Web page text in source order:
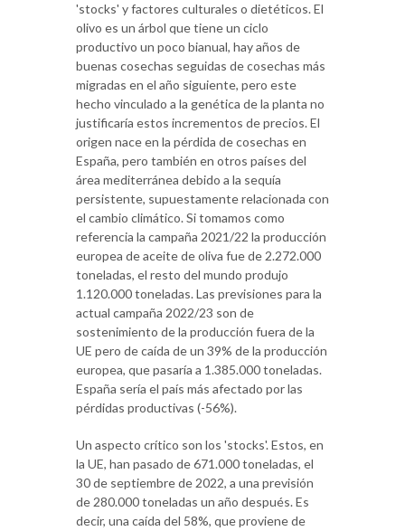
'stocks' y factores culturales o dietéticos. El
olivo es un árbol que tiene un ciclo
productivo un poco bianual, hay años de
buenas cosechas seguidas de cosechas más
migradas en el año siguiente, pero este
hecho vinculado a la genética de la planta no
justificaría estos incrementos de precios. El
origen nace en la pérdida de cosechas en
España, pero también en otros países del
área mediterránea debido a la sequía
persistente, supuestamente relacionada con
el cambio climático. Si tomamos como
referencia la campaña 2021/22 la producción
europea de aceite de oliva fue de 2.272.000
toneladas, el resto del mundo produjo
1.120.000 toneladas. Las previsiones para la
actual campaña 2022/23 son de
sostenimiento de la producción fuera de la
UE pero de caída de un 39% de la producción
europea, que pasaría a 1.385.000 toneladas.
España sería el país más afectado por las
pérdidas productivas (-56%).
Un aspecto crítico son los 'stocks'. Estos, en
la UE, han pasado de 671.000 toneladas, el
30 de septiembre de 2022, a una previsión
de 280.000 toneladas un año después. Es
decir, una caída del 58%, que proviene de